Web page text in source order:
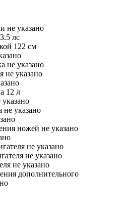
не указано
лс
122 см
не указано
не указано
12 л
указано
не указано
ножей не указано
не указано
не указано
не указано
дополнительного